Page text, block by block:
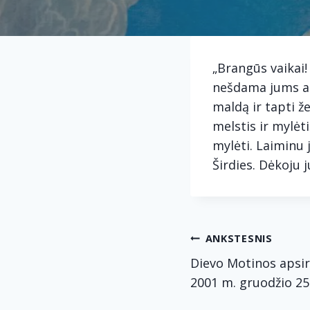
„Brangūs
nešdama jums
maldą ir tapti
melstis ir
mylėti. Laiminu
Širdies. Dėkoju
tarp
ANKSTESNIS
Dievo Motinos
2001 m. gruodžio